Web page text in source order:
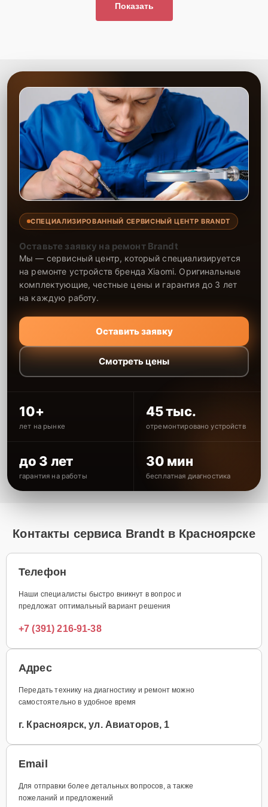
Показать
СПЕЦИАЛИЗИРОВАННЫЙ СЕРВИСНЫЙ ЦЕНТР BRANDT
Оставьте заявку на ремонт Brandt
Мы — сервисный центр, который специализируется
на ремонте устройств бренда Xiaomi. Оригинальные
комплектующие, честные цены и гарантия до 3 лет
на каждую работу.
Оставить заявку
Смотреть цены
10+
лет на рынке
45 тыс.
отремонтировано устройств
до 3 лет
гарантия на работы
30 мин
бесплатная диагностика
Контакты сервиса Brandt в Красноярске
Телефон
Наши специалисты быстро вникнут в вопрос и
предложат оптимальный вариант решения
+7 (391) 216-91-38
Адрес
Передать технику на диагностику и ремонт можно
самостоятельно в удобное время
г. Красноярск, ул. Авиаторов, 1
Email
Для отправки более детальных вопросов, а также
пожеланий и предложений